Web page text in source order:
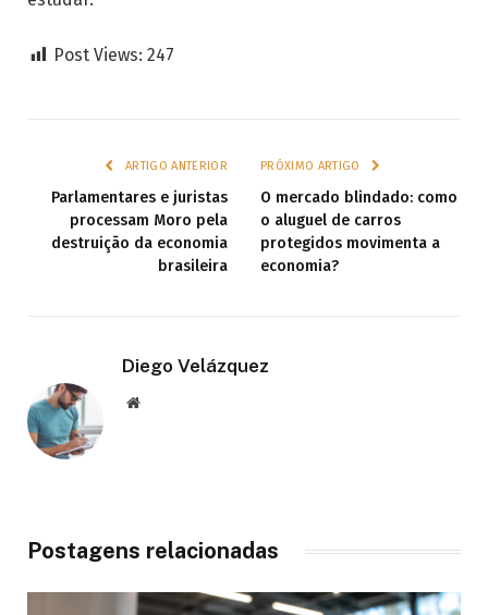
Post Views: 247
ARTIGO ANTERIOR
Parlamentares e juristas
processam Moro pela
destruição da economia
brasileira
PRÓXIMO ARTIGO
O mercado blindado: como
o aluguel de carros
protegidos movimenta a
economia?
Diego Velázquez
Website
Postagens relacionadas